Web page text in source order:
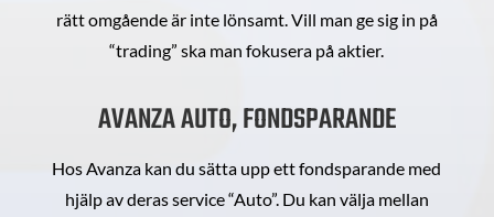
rätt omgående är inte lönsamt. Vill man ge sig in på
“trading” ska man fokusera på aktier.
AVANZA AUTO, FONDSPARANDE
Hos Avanza kan du sätta upp ett fondsparande med
hjälp av deras service “Auto”. Du kan välja mellan